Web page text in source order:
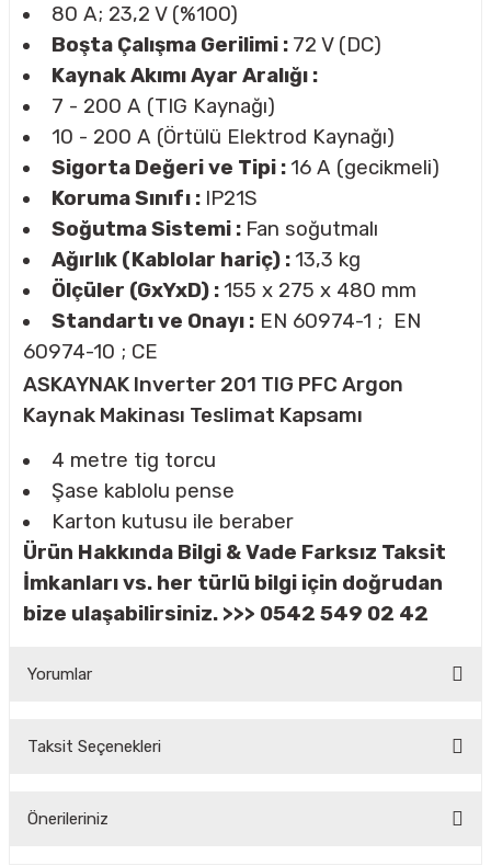
80 A; 23,2 V (%100)
Boşta Çalışma Gerilimi : 72 V (DC)
Kaynak Akımı Ayar Aralığı :
7 - 200 A (TIG Kaynağı)
10 - 200 A (Örtülü Elektrod Kaynağı)
Sigorta Değeri ve Tipi :16 A (gecikmeli)
Koruma Sınıfı : IP21S
Soğutma Sistemi : Fan soğutmalı
Ağırlık (Kablolar hariç) :13,3 kg
Ölçüler (GxYxD) :155 x 275 x 480 mm
Standartı ve Onayı :EN 60974-1 ; EN
60974-10 ; CE
ASKAYNAK Inverter 201 TIG PFC Argon
Kaynak Makinası Teslimat Kapsamı
4 metre tig torcu
Şase kablolu pense
Karton kutusu ile beraber
Ürün Hakkında Bilgi & Vade Farksız Taksit
İmkanları vs. her türlü bilgi için doğrudan
bize ulaşabilirsiniz. >>> 0542 549 02 42
Yorumlar
Taksit Seçenekleri
Önerileriniz